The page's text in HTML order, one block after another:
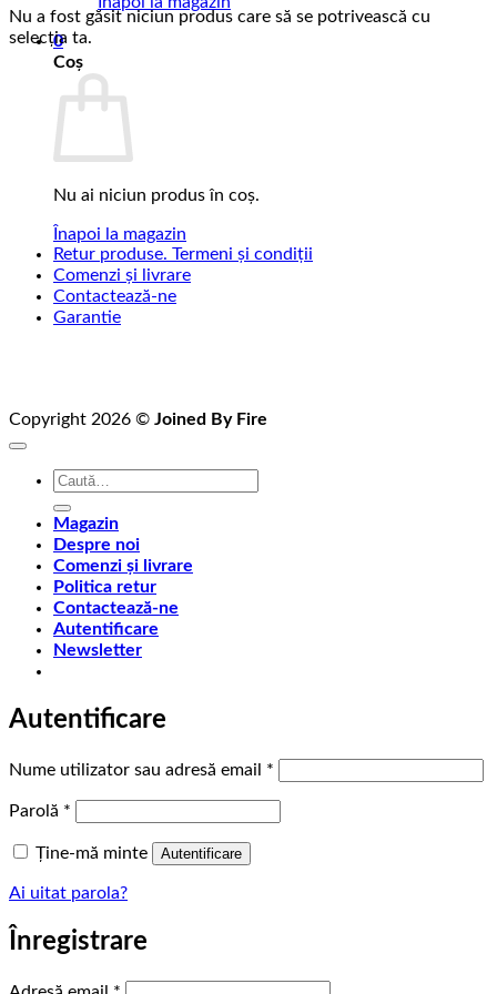
0
Coș
Nu ai niciun produs în coș.
Înapoi la magazin
Nu a fost găsit niciun produs care să se potrivească cu
selecția ta.
Retur produse. Termeni și condiții
Comenzi și livrare
Contactează-ne
Garantie
Copyright 2026 © Joined By Fire
Caută
Magazin
Despre noi
Comenzi și livrare
Politica retur
Contactează-ne
Autentificare
Newsletter
Autentificare
Nume utilizator sau adresă email *
Parolă *
Ține-mă minte Autentificare
Ai uitat parola?
Înregistrare